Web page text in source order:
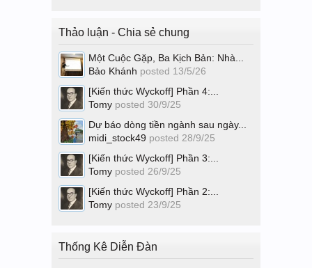
Thảo luận - Chia sẻ chung
Một Cuộc Gặp, Ba Kịch Bản: Nhà...
Bảo Khánh posted 13/5/26
[Kiến thức Wyckoff] Phần 4:...
Tomy posted 30/9/25
Dự báo dòng tiền ngành sau ngày...
midi_stock49 posted 28/9/25
[Kiến thức Wyckoff] Phần 3:...
Tomy posted 26/9/25
[Kiến thức Wyckoff] Phần 2:...
Tomy posted 23/9/25
Thống Kê Diễn Đàn